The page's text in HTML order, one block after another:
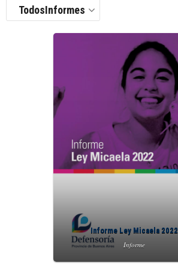
TodosInformes
Informe Ley Micaela 2022
Informe